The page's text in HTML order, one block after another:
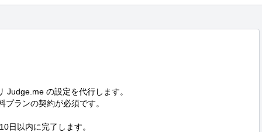
Judge.me の設定を代行します。
ランの契約が必須です。
日以内に完了します。